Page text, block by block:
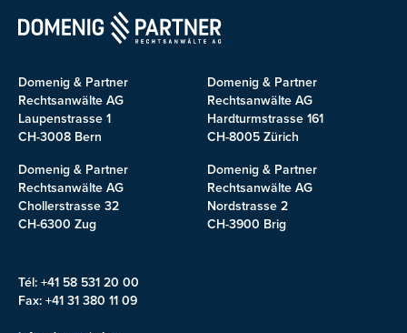
Domenig & Partner
Rechtsanwälte AG
Laupenstrasse 1
CH-3008 Bern
Domenig & Partner
Rechtsanwälte AG
Hardturmstrasse 161
CH-8005 Zürich
Domenig & Partner
Rechtsanwälte AG
Chollerstrasse 32
CH-6300 Zug
Domenig & Partner
Rechtsanwälte AG
Nordstrasse 2
CH-3900 Brig
Tél: +41 58 531 20 00
Fax: +41 31 380 11 09